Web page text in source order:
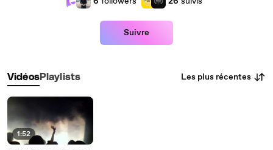
Suivre
VidéosPlaylists Les plus récentes
1:52